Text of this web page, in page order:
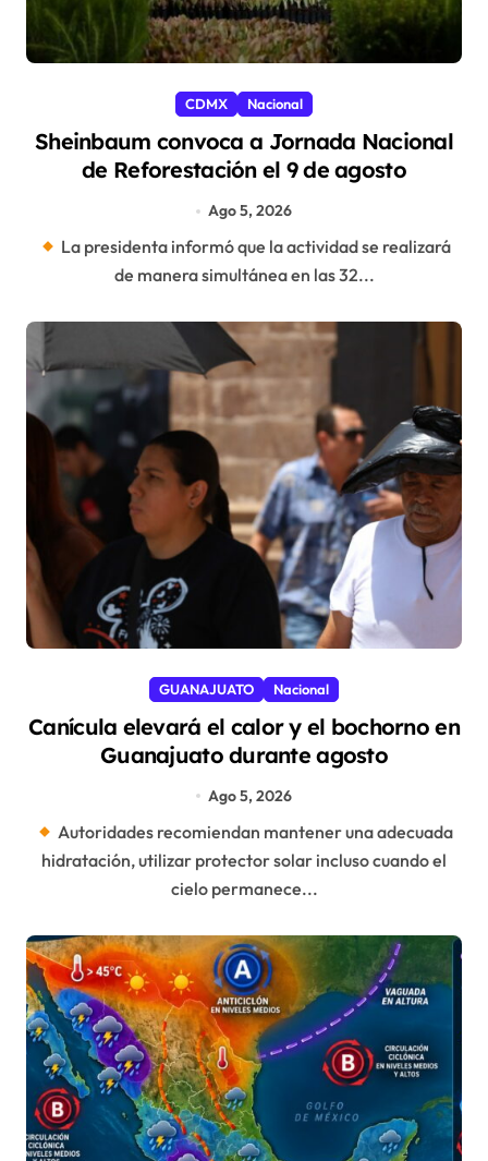
CDMX Nacional
Sheinbaum convoca a Jornada Nacional
de Reforestación el 9 de agosto
Ago 5, 2026
La presidenta informó que la actividad se realizará
de manera simultánea en las 32...
GUANAJUATO Nacional
Canícula elevará el calor y el bochorno en
Guanajuato durante agosto
Ago 5, 2026
Autoridades recomiendan mantener una adecuada
hidratación, utilizar protector solar incluso cuando el
cielo permanece...